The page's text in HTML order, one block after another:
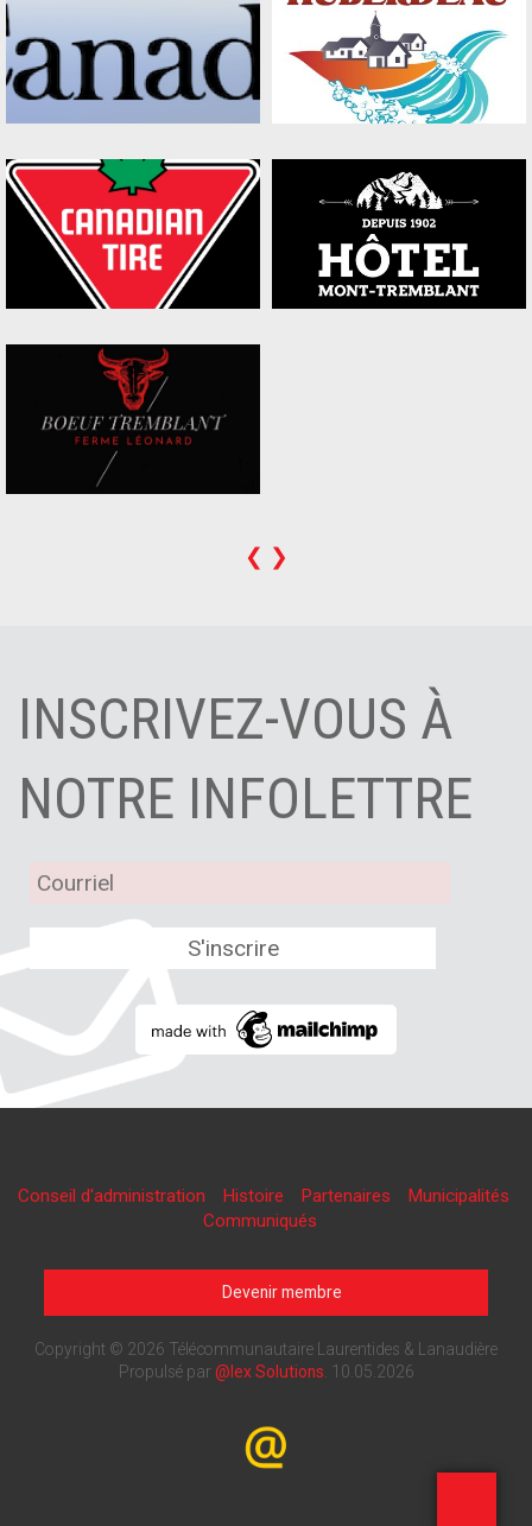
❮ ❯
INSCRIVEZ-VOUS À
NOTRE INFOLETTRE
Conseil d'administration Histoire Partenaires
Municipalités
Communiqués
Devenir membre
Copyright © 2026 Télécommunautaire Laurentides & Lanaudière
Propulsé par @lex Solutions 10.05.2026